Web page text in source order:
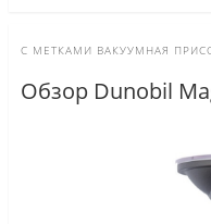
С МЕТКАМИ ВАКУУМНАЯ
Обзор Dunobil